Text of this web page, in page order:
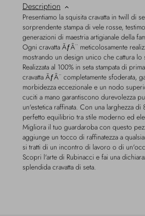
Description
Presentiamo la squisita cravatta in twill di
sorprendente stampa di vele rosse,
generazioni di maestria artigianale della
Ogni cravatta ÃƒÂ¨ meticolosamente
mostrando un design unico che cattura lo
Realizzata al 100% in seta stampata di
cravatta ÃƒÂ¨ completamente sfoderata,
morbidezza eccezionale e un nodo
cuciti a mano garantiscono durevolezza
un'estetica raffinata. Con una larghezza di
perfetto equilibrio tra stile moderno ed
Migliora il tuo guardaroba con questo
aggiunge un tocco di raffinatezza a
si tratti di un incontro di lavoro o di
Scopri l'arte di Rubinacci e fai una
splendida cravatta di seta.